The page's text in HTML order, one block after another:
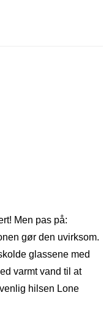
Men pas på:
gør den uvirksom.
glassene med
varmt vand til at
hilsen Lone